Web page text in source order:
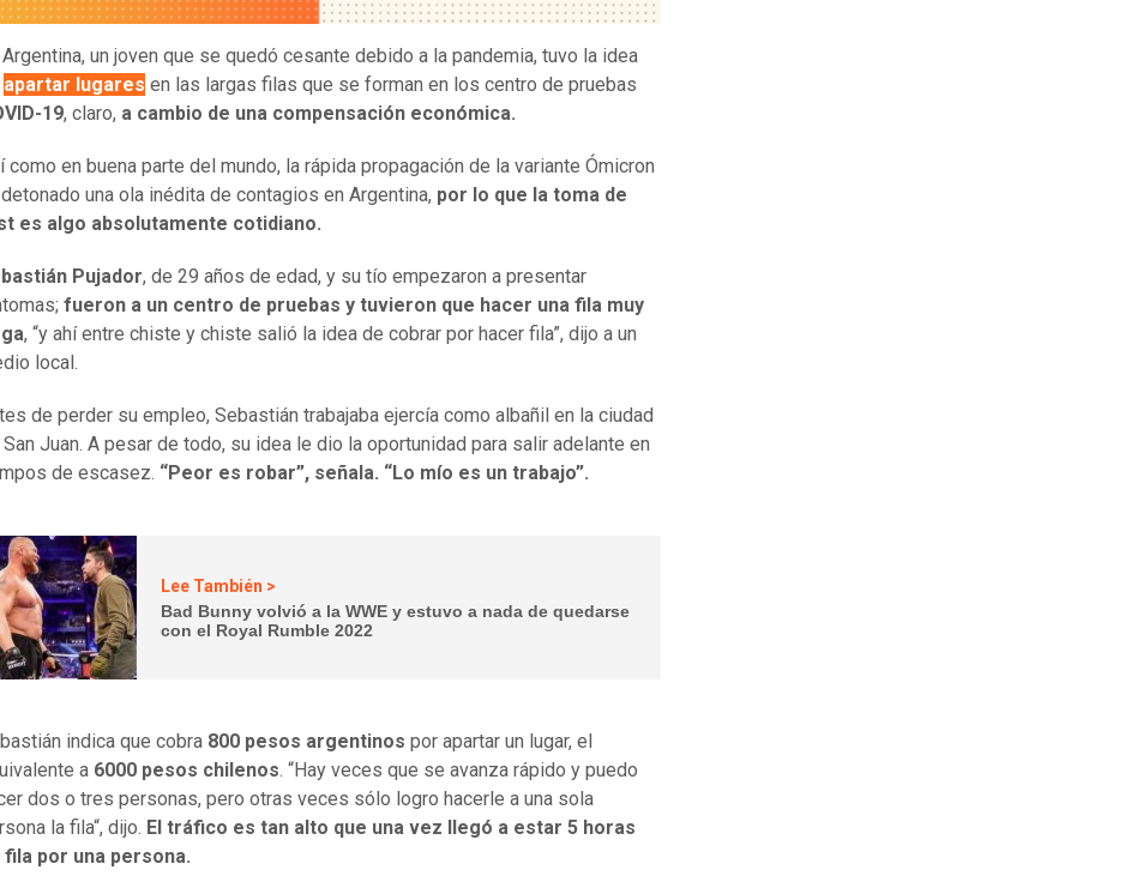
Argentina, un joven que se quedó cesante debido a la pandemia, tuvo la idea
apartar lugares en las largas filas que se forman en los centro de pruebas
19, claro, a cambio de una compensación económica.
como en buena parte del mundo, la rápida propagación de la variante Ómicron
detonado una ola inédita de contagios en Argentina, por lo que la toma de
es algo absolutamente cotidiano.
Pujador, de 29 años de edad, y su tío empezaron a presentar
fueron a un centro de pruebas y tuvieron que hacer una fila muy
, “y ahí entre chiste y chiste salió la idea de cobrar por hacer fila”, dijo a un
local.
de perder su empleo, Sebastián trabajaba ejercía como albañil en la ciudad
Juan. A pesar de todo, su idea le dio la oportunidad para salir adelante en
de escasez. “Peor es robar”, señala. “Lo mío es un trabajo”.
Lee También >
Bad Bunny volvió a la WWE y estuvo a nada de quedarse
con el Royal Rumble 2022
indica que cobra 800 pesos argentinos por apartar un lugar, el
a 6000 pesos chilenos. “Hay veces que se avanza rápido y puedo
dos o tres personas, pero otras veces sólo logro hacerle a una sola
la fila“, dijo. El tráfico es tan alto que una vez llegó a estar 5 horas
fila por una persona.